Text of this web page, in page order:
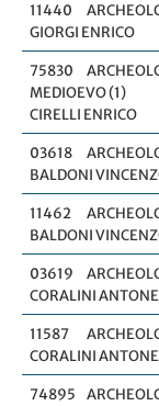
11440
GIORGI ENRICO
75830
MEDIOEVO (1)
CIRELLI ENRICO
03618
BALDONI
11462
BALDONI
03619
CORALINI
11587
CORALINI
74895